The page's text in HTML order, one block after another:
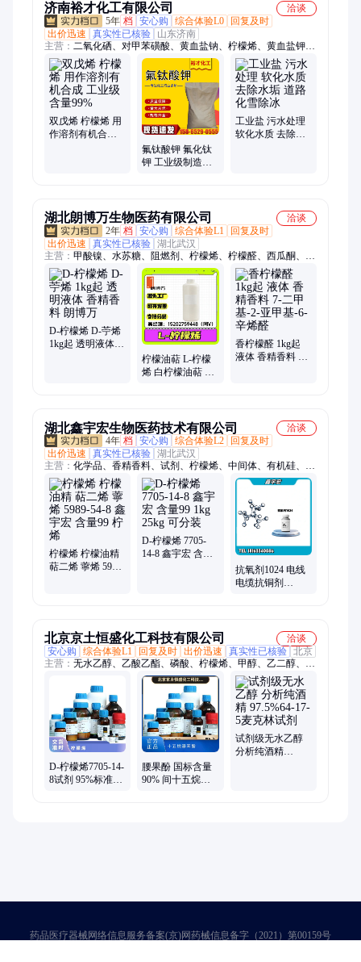
济南裕才化工有限公司
洽谈
5年 档 安心购 综合体验L0
回复及时
出价迅速
真实性已核验
山东济南
主营： 二氧化硒、对甲苯磺酸、黄血盐钠、柠檬烯、黄血盐钾、
苯甲酸、环烷酸、戊二醛、磺化钛氰钴、盐酸羟胺、过氧化苯甲
酰、衣康酸、聚丙烯酸酯乳液、癸甲溴铵、癸甲氯铵、4丁炔二
醇、马日夫盐、氟硅酸镁、聚乙烯吡咯烷酮k30、磷酸三丁酯、
聚六亚甲基双胍、黄丹粉、红丹粉、牛肉浸膏、HEDP
双戊烯 柠檬烯 用
作溶剂有机合成
氟钛酸钾 氟化钛
钾 工业级制造钛
工业盐 污水处理
软化水质 去除水
湖北朗博万生物医药有限公司
洽谈
2年 档 安心购 综合体验L1
回复及时
出价迅速
真实性已核验 湖北武汉
主营： 甲酸镍、水苏糖、阻燃剂、柠檬烯、柠檬醛、西瓜酮、氢
醌酯、卡必醇、消泡剂、磷酸铁、肉桂醇、肉桂醛、碳酸镉、磷
酸铝、银墨水、椰油胺、封装胶、化合物、桦木油、稀释剂、羟
乙基、乙硫氮、润肤剂、球虫酯、矮壮素、异龙脑
D-柠檬烯 D-苧烯
1kg起 透明液体
柠檬油萜 L-柠檬
烯 白柠檬油萜 可
香柠檬醛 1kg起
液体 香精香料 7-
湖北鑫宇宏生物医药技术有限公司
洽谈
4年 档 安心购 综合体验L2
回复及时
出价迅速
真实性已核验 湖北武汉
主营： 化学品、香精香料、试剂、柠檬烯、中间体、有机硅、橡
胶树脂、催化剂、纳米材料
柠檬烯 柠檬油精
萜二烯 薴烯 5989-
D-柠檬烯 7705-
14-8 鑫宇宏 含量
抗氧剂1024 电线
电缆抗铜剂
北京京土恒盛化工科技有限公司
洽谈
安心购
综合体验L1 回复及时 出价迅速 真实性已核验 北京
主营： 无水乙醇、乙酸乙酯、磷酸、柠檬烯、甲醇、乙二醇、二
氯甲烷、异丙醇、二甲苯、各种化学试剂、化工原料
D-柠檬烯7705-14-
8试剂 95%标准溶
腰果酚 国标含量
90% 间十五烷基
试剂级无水乙醇
分析纯酒精
药品医疗器械网络信息服务备案(京)网药械信息备字（2021）第00159号